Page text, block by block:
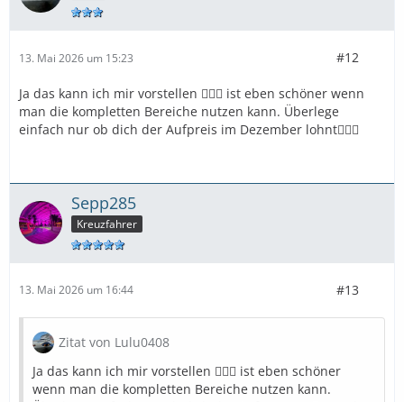
13. Mai 2026 um 15:23 #12
Ja das kann ich mir vorstellen 🤷🏽‍♀️ ist eben schöner wenn
man die kompletten Bereiche nutzen kann. Überlege
einfach nur ob dich der Aufpreis im Dezember lohnt🤷🏽‍♀️
Sepp285
Kreuzfahrer
13. Mai 2026 um 16:44 #13
Zitat von Lulu0408
Ja das kann ich mir vorstellen 🤷🏽‍♀️ ist eben schöner
wenn man die kompletten Bereiche nutzen kann.